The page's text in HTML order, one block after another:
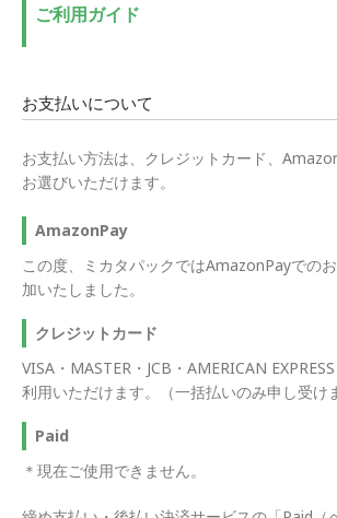
ご利用ガイド
お支払いについて
お支払い方法は、クレジットカード、
お選びいただけます。
AmazonPay
この度、ミカタパックではAmazonPayでの
加いたしました。
クレジットカード
VISA・MASTER・JCB・AMERICAN
利用いただけます。（一括払いのみ申し受け
Paid
＊現在ご使用できません。